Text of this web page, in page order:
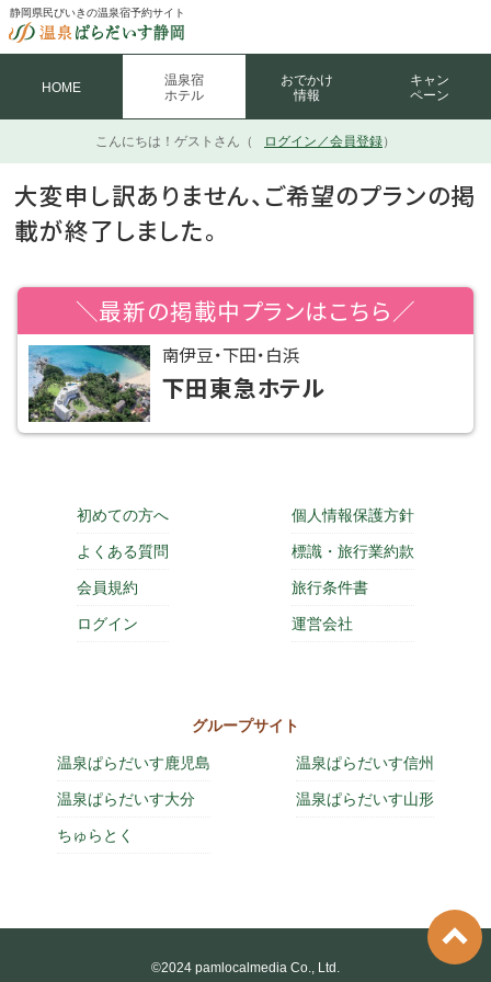
静岡県民びいきの温泉宿予約サイト
HOME
温泉宿
ホテル
おでかけ
情報
キャン
ペーン
こんにちは！ ゲストさん（ ログイン／会員登録）
大変申し訳ありません、ご希望のプランの掲
載が終了しました。
＼最新の掲載中プランはこちら／
南伊豆・下田・白浜
下田東急ホテル
初めての方へ
よくある質問
会員規約
ログイン
個人情報保護方針
標識・旅行業約款
旅行条件書
運営会社
グループサイト
温泉ぱらだいす鹿児島
温泉ぱらだいす大分
ちゅらとく
温泉ぱらだいす信州
温泉ぱらだいす山形
©2024 pamlocalmedia Co., Ltd.